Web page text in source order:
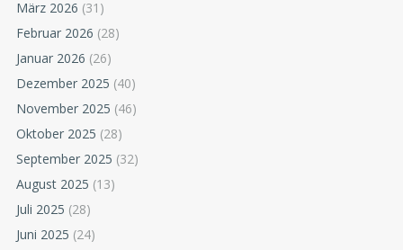
März 2026 (31)
Februar 2026 (28)
Januar 2026 (26)
Dezember 2025 (40)
November 2025 (46)
Oktober 2025 (28)
September 2025 (32)
August 2025 (13)
Juli 2025 (28)
Juni 2025 (24)